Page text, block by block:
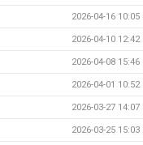
2026-04-16 10:05
2026-04-10 12:42
2026-04-08 15:46
2026-04-01 10:52
2026-03-27 14:07
2026-03-25 15:03